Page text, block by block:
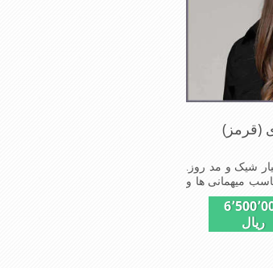
(قرمز)
شیک و مد روز.
میهمانی ها و
ریال